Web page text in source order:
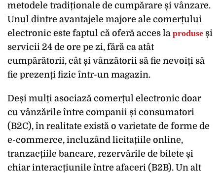
metodele tradiționale de cumpărare și vânzare.
Unul dintre avantajele majore ale comerțului
electronic este faptul că oferă acces la produse și
servicii 24 de ore pe zi, fără ca atât
cumpărătorii, cât și vânzătorii să fie nevoiți să
fie prezenți fizic într-un magazin.
Deși mulți asociază comerțul electronic doar
cu vânzările între companii și consumatori
(B2C), în realitate există o varietate de forme de
e-commerce, incluzând licitațiile online,
tranzacțiile bancare, rezervările de bilete și
chiar interacțiunile între afaceri (B2B). Un alt